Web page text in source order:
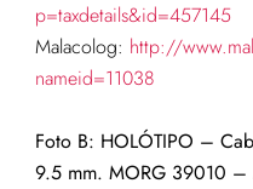
p=taxdetails&id=457145
Malacolog: http://
nameid=11038
Foto B: HOLÓTIPO –
9.5 mm. MORG 39010 –